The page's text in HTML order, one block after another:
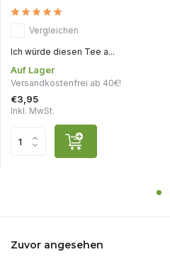
Vergleichen
Ich würde diesen Tee a...
Auf Lager
Versandkostenfrei ab 40€!
€3,95
Inkl. MwSt.
Zuvor angesehen